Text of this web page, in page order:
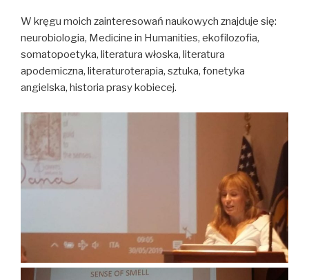
W kręgu moich zainteresowań naukowych znajduje się:
neurobiologia, Medicine in Humanities, ekofilozofia,
somatopoetyka, literatura włoska, literatura
apodemiczna, literaturoterapia, sztuka, fonetyka
angielska, historia prasy kobiecej.